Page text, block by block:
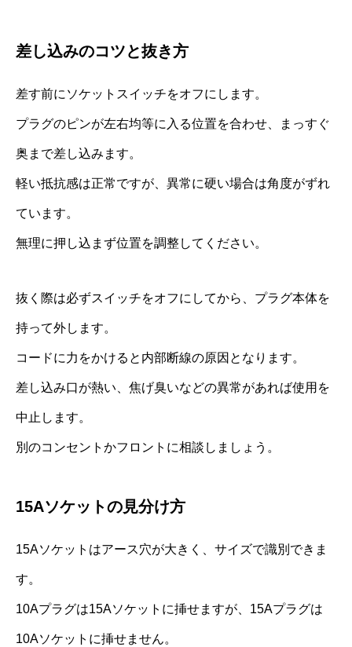
差し込みのコツと抜き方
差す前にソケットスイッチをオフにします。
プラグのピンが左右均等に入る位置を合わせ、まっすぐ
奥まで差し込みます。
軽い抵抗感は正常ですが、異常に硬い場合は角度がずれ
ています。
無理に押し込まず位置を調整してください。
抜く際は必ずスイッチをオフにしてから、プラグ本体を
持って外します。
コードに力をかけると内部断線の原因となります。
差し込み口が熱い、焦げ臭いなどの異常があれば使用を
中止します。
別のコンセントかフロントに相談しましょう。
15Aソケットの見分け方
15Aソケットはアース穴が大きく、サイズで識別できま
す。
10Aプラグは15Aソケットに挿せますが、15Aプラグは
10Aソケットに挿せません。